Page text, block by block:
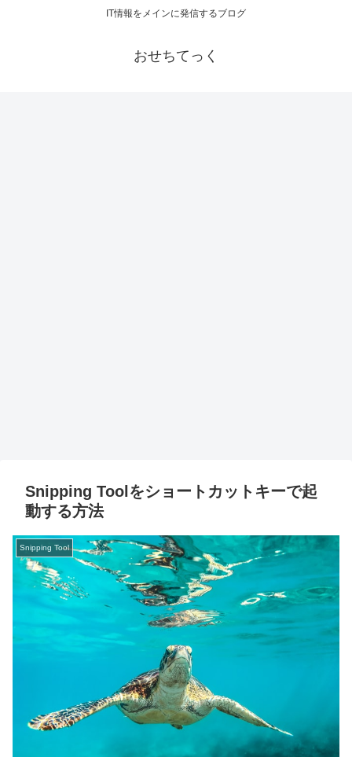
IT情報をメインに発信するブログ
おせちてっく
Snipping Toolをショートカットキーで起
動する方法
Snipping Tool